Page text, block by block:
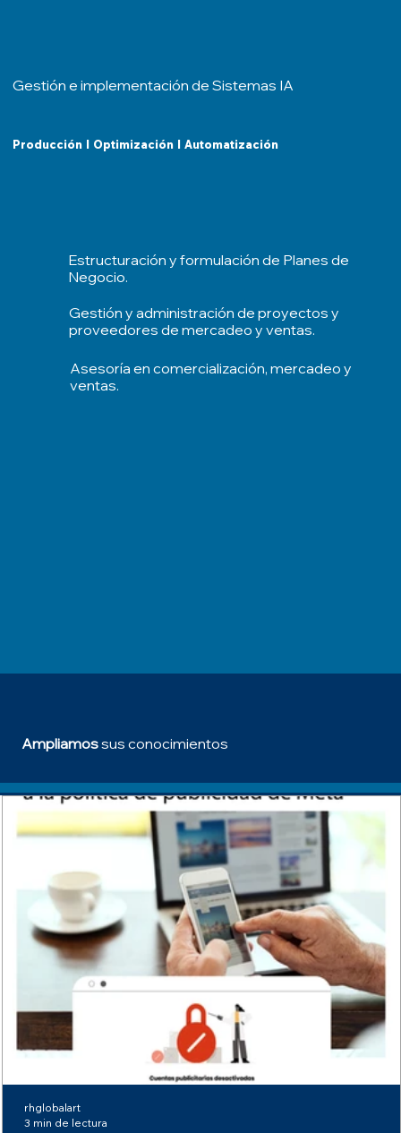
Gestión e implementación de Sistemas IA
Producción l Optimización l Automatización
Estructuración y formulación de Planes de
Negocio.
Gestión y administración de proyectos y
proveedores de mercadeo y ventas.
Asesoría en comercialización, mercadeo y
ventas.
Ampliamossus conocimientos
rhglobalart
3 min de lectura